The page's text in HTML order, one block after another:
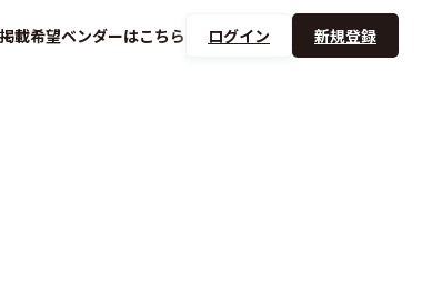
掲載希望ベンダーはこちら ログイン 新規登録